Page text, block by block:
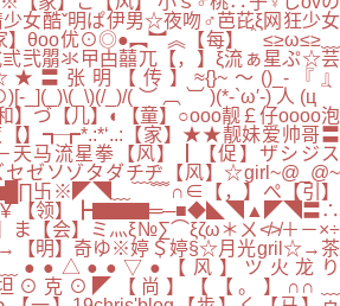
女酷ˇ明ぱ伊男☆夜吻♂芭芘ξ网狂少女
】θoo优⊙◎●︻︼︽【每】＾≤≥ω≤≥﹏
弎弐朤氺曱甴囍兀【，】ξ流ぁ星ぷ☆芸
张明【传】≈{}~～()_-『』
_)/(︶︹︺)(*-`ω′-)人(ц｀
】づ【儿】◐【童】○оοo靓￡仔oοоo泡
【】┱┲*.:*‘..:【家】★★靓妹爱帅哥〓
马流星拳【风】┃【促】ザシジス
ゼソゾタダチヂ【风】☆girl~@_@~
卐※◤◥﹏﹋﹌∩∈【，】ぺ【引】
【领】┣▇▇▇═─■◆◣◥▲◤◥〓∴
【会】ミ灬ξ№∑⌒ξζω＊ㄨ≮≯＋－×÷
→【明】奇ゆ※婷＄婷§☆月光gril☆→茶
【风】ツ火龙り
⊙◤【尚】【【。】∩∩﹏